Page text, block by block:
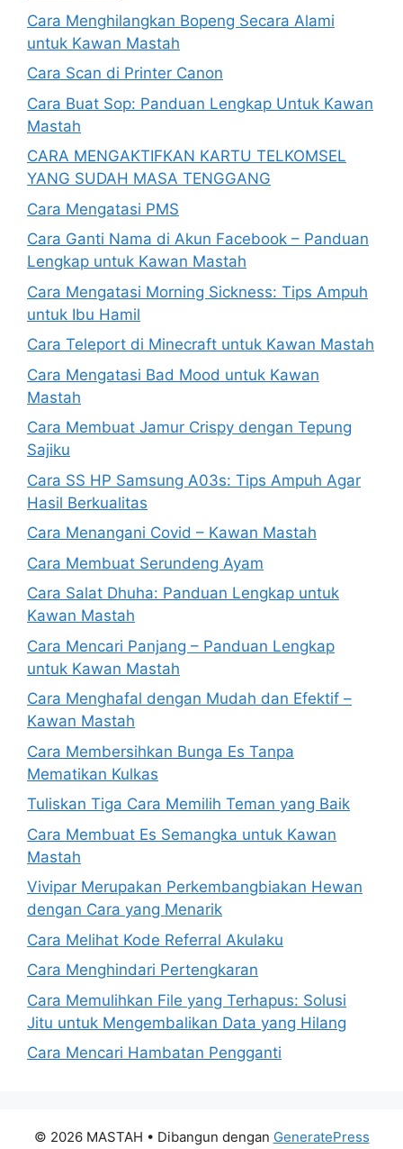
Cara Menghilangkan Bopeng Secara Alami
untuk Kawan Mastah
Cara Scan di Printer Canon
Cara Buat Sop: Panduan Lengkap Untuk Kawan
Mastah
CARA MENGAKTIFKAN KARTU TELKOMSEL
YANG SUDAH MASA TENGGANG
Cara Mengatasi PMS
Cara Ganti Nama di Akun Facebook – Panduan
Lengkap untuk Kawan Mastah
Cara Mengatasi Morning Sickness: Tips Ampuh
untuk Ibu Hamil
Cara Teleport di Minecraft untuk Kawan Mastah
Cara Mengatasi Bad Mood untuk Kawan
Mastah
Cara Membuat Jamur Crispy dengan Tepung
Sajiku
Cara SS HP Samsung A03s: Tips Ampuh Agar
Hasil Berkualitas
Cara Menangani Covid – Kawan Mastah
Cara Membuat Serundeng Ayam
Cara Salat Dhuha: Panduan Lengkap untuk
Kawan Mastah
Cara Mencari Panjang – Panduan Lengkap
untuk Kawan Mastah
Cara Menghafal dengan Mudah dan Efektif –
Kawan Mastah
Cara Membersihkan Bunga Es Tanpa
Mematikan Kulkas
Tuliskan Tiga Cara Memilih Teman yang Baik
Cara Membuat Es Semangka untuk Kawan
Mastah
Vivipar Merupakan Perkembangbiakan Hewan
dengan Cara yang Menarik
Cara Melihat Kode Referral Akulaku
Cara Menghindari Pertengkaran
Cara Memulihkan File yang Terhapus: Solusi
Jitu untuk Mengembalikan Data yang Hilang
Cara Mencari Hambatan Pengganti
© 2026 MASTAH • Dibangun dengan GeneratePress